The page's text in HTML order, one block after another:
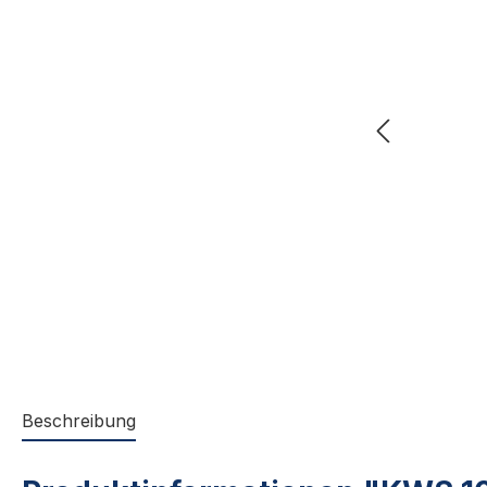
Beschreibung